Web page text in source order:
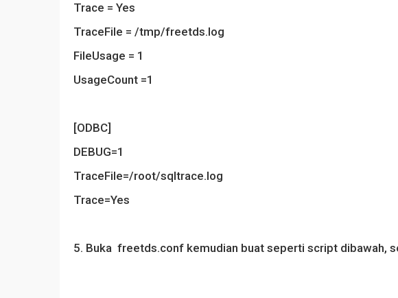
Trace = Yes
TraceFile = /tmp/freetds.log
FileUsage = 1
UsageCount =1
[ODBC]
DEBUG=1
TraceFile=/root/sqltrace.log
Trace=Yes
5. Buka freetds.conf kemudian buat seperti script dibawah,